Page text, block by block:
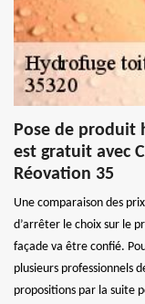
Pose de produit
est gratuit avec
Réovation 35
Une comparaison des
d’arrêter le choix sur le
façade va être confié.
plusieurs professionnels
propositions par la suite